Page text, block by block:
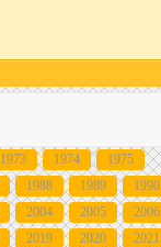
1973 1974
1975
1988 1989
1990
2004 2005
2006
2019 2020
2021